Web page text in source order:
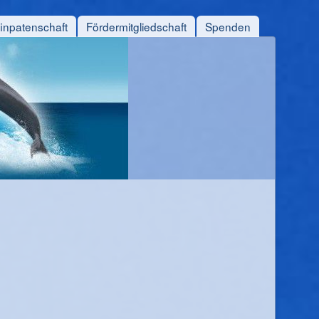
Fördermitgliedschaft Spenden